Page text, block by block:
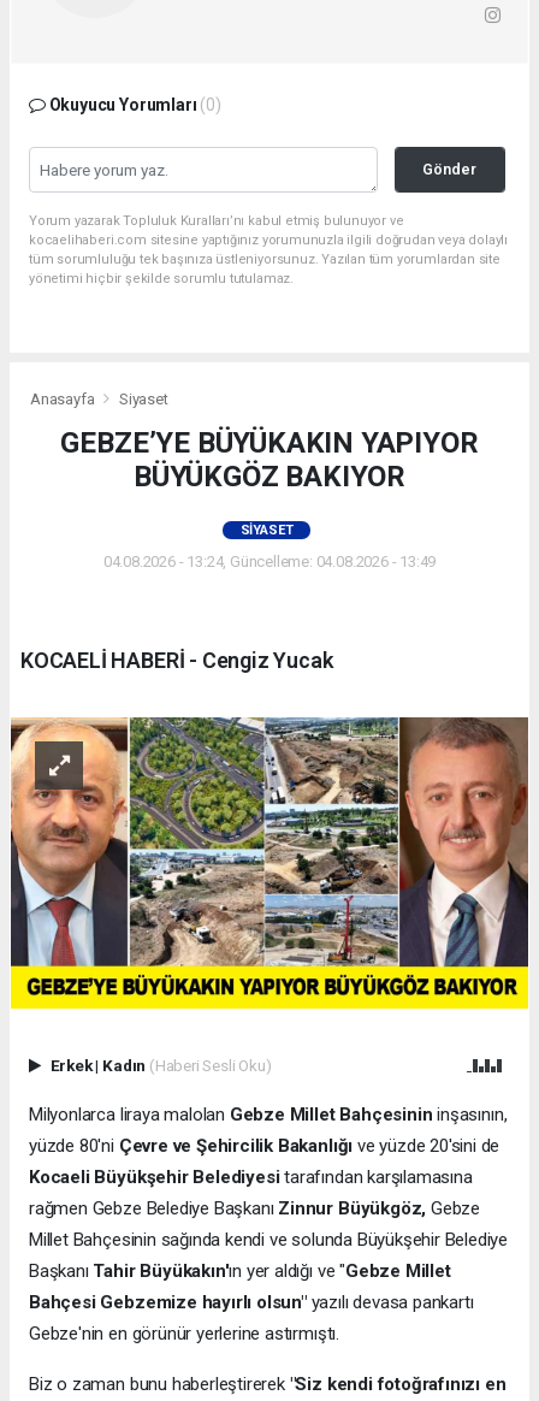
Okuyucu Yorumları (0)
Gönder
Yorum yazarak Topluluk Kuralları’nı kabul etmiş bulunuyor ve
kocaelihaberi.com sitesine yaptığınız yorumunuzla ilgili doğrudan veya dolaylı
tüm sorumluluğu tek başınıza üstleniyorsunuz. Yazılan tüm yorumlardan site
yönetimi hiçbir şekilde sorumlu tutulamaz.
Anasayfa Siyaset
GEBZE’YE BÜYÜKAKIN YAPIYOR
BÜYÜKGÖZ BAKIYOR
SIYASET
04.08.2026 - 13:24, Güncelleme: 04.08.2026 - 13:49
KOCAELİ HABERİ - Cengiz Yucak
Erkek| Kadın (Haberi Sesli Oku)
Milyonlarca liraya malolan Gebze Millet Bahçesinin inşasının,
yüzde 80'ni Çevre ve Şehircilik Bakanlığı ve yüzde 20'sini de
Kocaeli Büyükşehir Belediyesitarafından karşılamasına
rağmen Gebze Belediye Başkanı Zinnur Büyükgöz, Gebze
Millet Bahçesinin sağında kendi ve solunda Büyükşehir Belediye
Başkanı Tahir Büyükakın'ın yer aldığı ve "Gebze Millet
Bahçesi Gebzemize hayırlı olsun"yazılı devasa pankartı
Gebze'nin en görünür yerlerine astırmıştı.
Biz o zaman bunu haberleştirerek "Siz kendi fotoğrafınızı en